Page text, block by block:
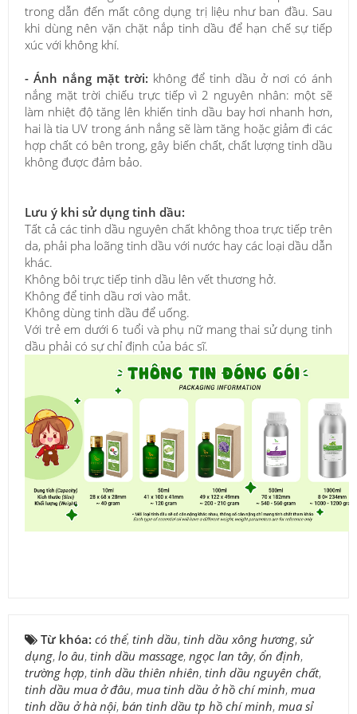
trong dẫn đến mất công dụng trị liệu như ban đầu. Sau
khi dùng nên vặn chặt nắp tinh dầu để hạn chế sự tiếp
xúc với không khí.
- Ánh nắng mặt trời: không để tinh dầu ở nơi có ánh
nắng mặt trời chiếu trực tiếp vì 2 nguyên nhân: một sẽ
làm nhiệt độ tăng lên khiến tinh dầu bay hơi nhanh hơn,
hai là tia UV trong ánh nắng sẽ làm tăng hoặc giảm đi các
hợp chất có bên trong, gây biến chất, chất lượng tinh dầu
không được đảm bảo.
Lưu ý khi sử dụng tinh dầu:
Tất cả các tinh dầu nguyên chất không thoa trực tiếp trên
da, phải pha loãng tinh dầu với nước hay các loại dầu dẫn
khác.
Không bôi trực tiếp tinh dầu lên vết thương hở.
Không để tinh dầu rơi vào mắt.
Không dùng tinh dầu để uống.
Với trẻ em dưới 6 tuổi và phụ nữ mang thai sử dụng tinh
dầu phải có sự chỉ định của bác sĩ.
Từ khóa: có thể, tinh dầu, tinh dầu xông hương, sử
dụng, lo âu, tinh dầu massage, ngọc lan tây, ổn định,
trường hợp, tinh dầu thiên nhiên, tinh dầu nguyên chất,
tinh dầu mua ở đâu, mua tinh dầu ở hồ chí minh, mua
tinh dầu ở hà nội, bán tinh dầu tp hồ chí minh, mua sỉ